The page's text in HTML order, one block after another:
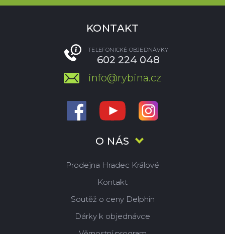
O NÁS
Prodejna Hradec Králové
Kontakt
Soutěž o ceny Delphin
Dárky k objednávce
KONTAKT
TELEFONICKÉ OBJEDNÁVKY
602 224 048
info@rybina.cz